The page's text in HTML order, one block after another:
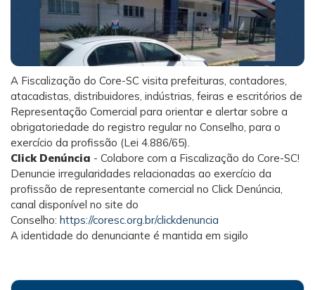
A Fiscalização do Core-SC visita prefeituras, contadores,
atacadistas, distribuidores, indústrias, feiras e escritórios de
Representação Comercial para orientar e alertar sobre a
obrigatoriedade do registro regular no Conselho, para o
exercício da profissão (Lei 4.886/65).
Click Denúncia - Colabore com a Fiscalização do Core-SC!
Denuncie irregularidades relacionadas ao exercício da
profissão de representante comercial no Click Denúncia,
canal disponível no site do
Conselho: https://coresc.org.br/clickdenuncia
A identidade do denunciante é mantida em sigilo